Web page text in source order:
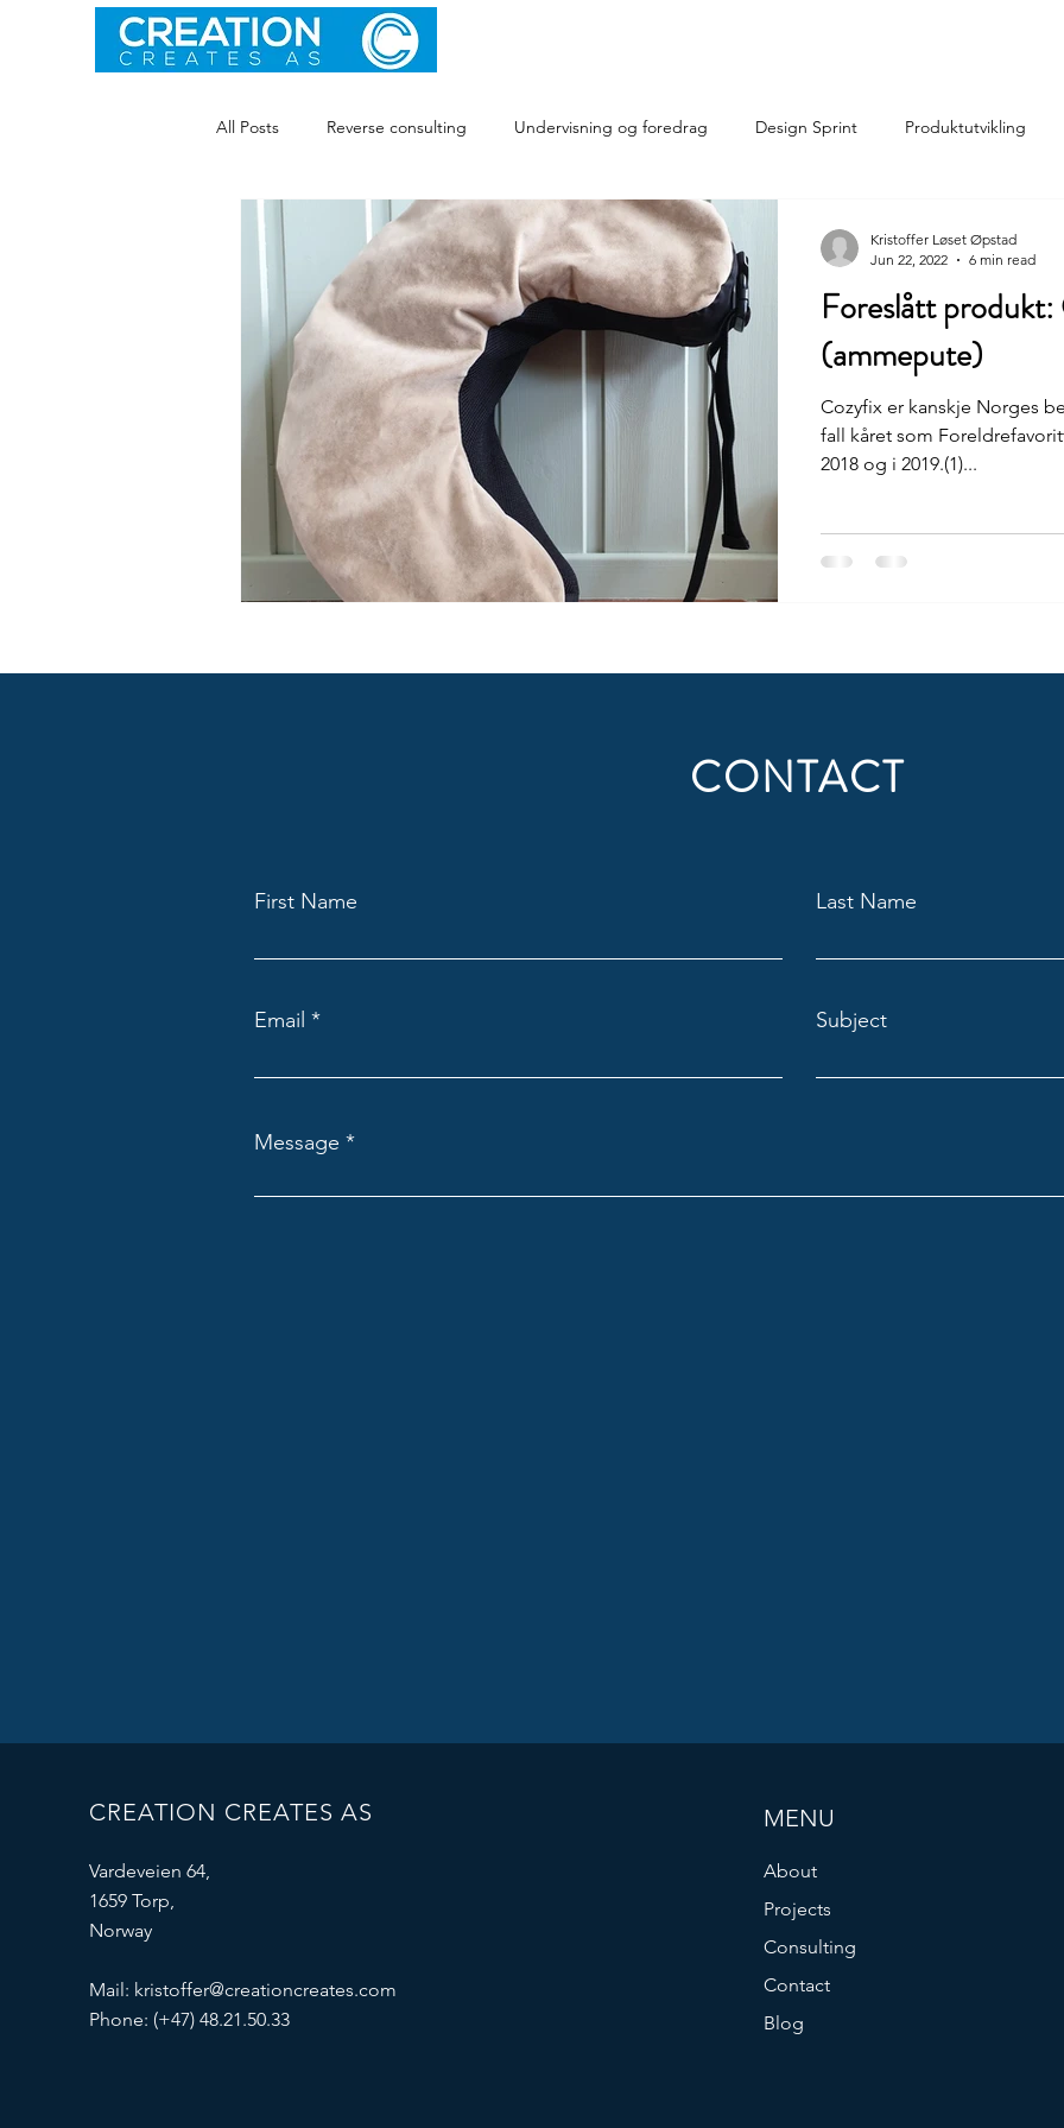
All Posts Reverse consulting Undervisning og foredrag Design Sprint Produktutvikling
Foreslått
(ammepute)
Cozyfix er kanskje Norges
fall kåret som
2018 og i 2019.(1)...
Kristoffer Løset Øpstad
Jun 22, 2022
6 min read
CONTACT
First Name Last Name
Email Subject
Message
CREATION CREATES AS
Vardeveien 64,
1659 Torp,
Norway
Mail: kristoffer@creationcreates.com
Phone: (+47) 48.21.50.33
MENU
About
Projects
Consulting
Contact
Blog